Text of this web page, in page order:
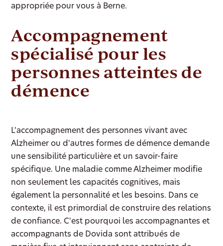
appropriée pour vous à Berne.
Accompagnement
spécialisé pour les
personnes atteintes de
démence
L'accompagnement des personnes vivant avec
Alzheimer ou d'autres formes de démence demande
une sensibilité particulière et un savoir-faire
spécifique. Une maladie comme Alzheimer modifie
non seulement les capacités cognitives, mais
également la personnalité et les besoins. Dans ce
contexte, il est primordial de construire des relations
de confiance. C'est pourquoi les accompagnantes et
accompagnants de Dovida sont attribués de